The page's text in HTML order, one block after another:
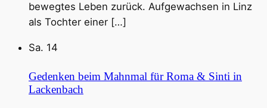
bewegtes Leben zurück. Aufgewachsen in Linz
als Tochter einer […]
Sa. 14
Gedenken beim Mahnmal für Roma & Sinti in
Lackenbach